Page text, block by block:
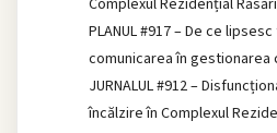
PLANUL #917 – De ce
comunicarea în gestionarea
JURNALUL #912 –
încălzire în Complexul